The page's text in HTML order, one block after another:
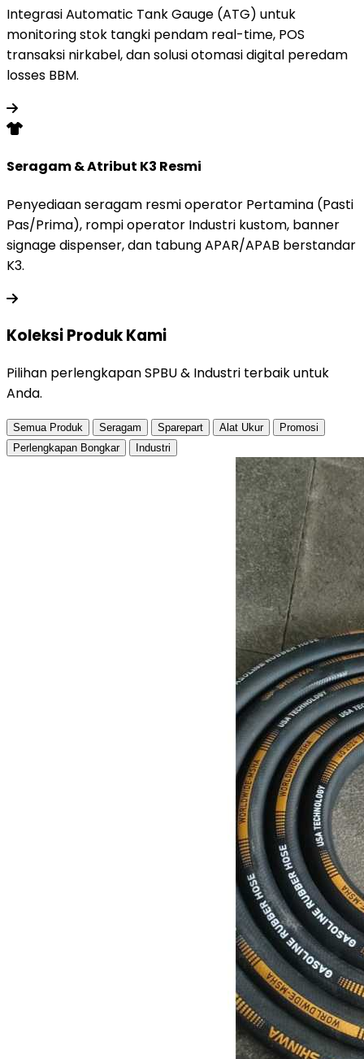
Integrasi Automatic Tank Gauge (ATG) untuk
monitoring stok tangki pendam real-time, POS
transaksi nirkabel, dan solusi otomasi digital peredam
losses BBM.
Seragam & Atribut K3 Resmi
Penyediaan seragam resmi operator Pertamina (Pasti
Pas/Prima), rompi operator Industri kustom, banner
signage dispenser, dan tabung APAR/APAB berstandar
K3.
Koleksi ProdukKami
Pilihan perlengkapan SPBU & Industri terbaik untuk
Anda.
Semua Produk Seragam Sparepart Alat Ukur
Promosi
Perlengkapan Bongkar
Industri